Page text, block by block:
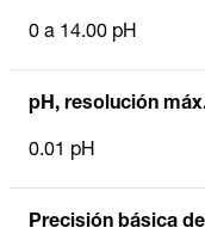
0 a 14.00 pH
pH, resolución
0.01 pH
Precisión básica